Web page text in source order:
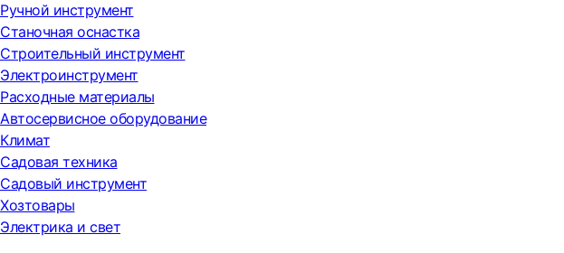
Ручной инструмент
Станочная оснастка
Строительный инструмент
Электроинструмент
Расходные материалы
Автосервисное оборудование
Климат
Садовая техника
Садовый инструмент
Хозтовары
Электрика и свет